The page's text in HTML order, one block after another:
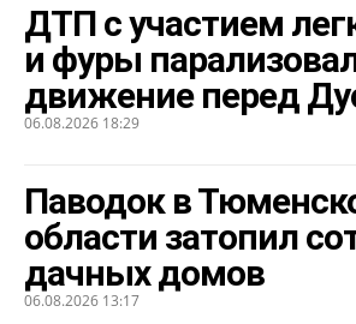
ДТП с участием
и фуры
движение перед
06.08.2026 18:29
Паводок в
области затопил
дачных домов
06.08.2026 13:17